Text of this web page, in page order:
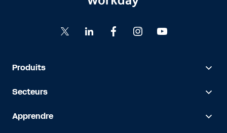
Produits
Secteurs
Apprendre